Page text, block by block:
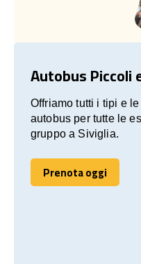
Autobus Piccoli
Offriamo tutti i tipi e
autobus per tutte le
gruppo a Siviglia.
Prenota oggi
Prenota oggi